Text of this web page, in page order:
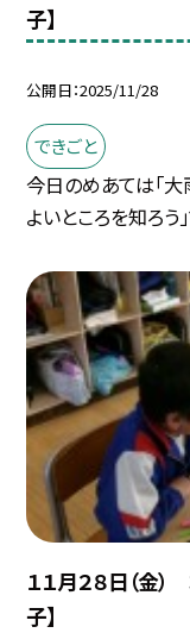
子】
公開日 2025/11/28
できごと
今日のめあては「
よいところを知ろう
１１月２８日（金
子】